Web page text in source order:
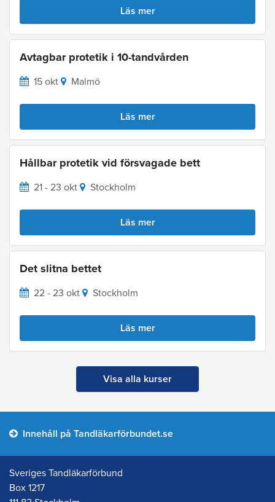
Läs mer
Avtagbar protetik i 10-tandvården
15 okt Malmö
Läs mer
Hållbar protetik vid försvagade bett
21 - 23 okt Stockholm
Läs mer
Det slitna bettet
22 - 23 okt Stockholm
Läs mer
Visa alla kurser
Innehåll på Tandläkarförbundet.se
Sveriges Tandläkarförbund
Box 1217